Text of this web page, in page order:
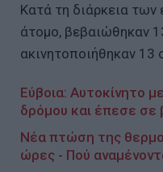
Κατά τη διάρκεια
άτομο, βεβαιώθηκαν
ακινητοποιήθηκαν 13
Εύβοια: Αυτοκίνητο
δρόμου και έπεσε
Νέα πτώση της
ώρες - Πού